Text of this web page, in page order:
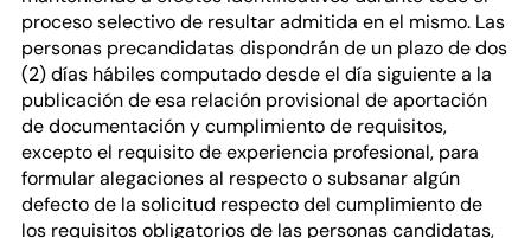
proceso selectivo de resultar admitida en el mismo. Las
personas precandidatas dispondrán de un plazo de dos
(2) días hábiles computado desde el día siguiente a la
publicación de esa relación provisional de aportación
de documentación y cumplimiento de requisitos,
excepto el requisito de experiencia profesional, para
formular alegaciones al respecto o subsanar algún
defecto de la solicitud respecto del cumplimiento de
los requisitos obligatorios de las personas candidatas,